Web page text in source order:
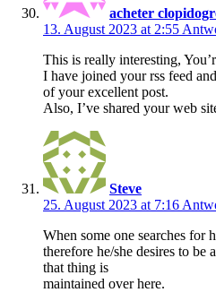
acheter
13. August 2023 at 2:55
This is really interesting,
I have joined your rss feed
of your excellent post.
Also, I’ve shared your web
Steve
25. August 2023 at 7:16
When some one searches for
therefore he/she desires to be
that thing is
maintained over here.